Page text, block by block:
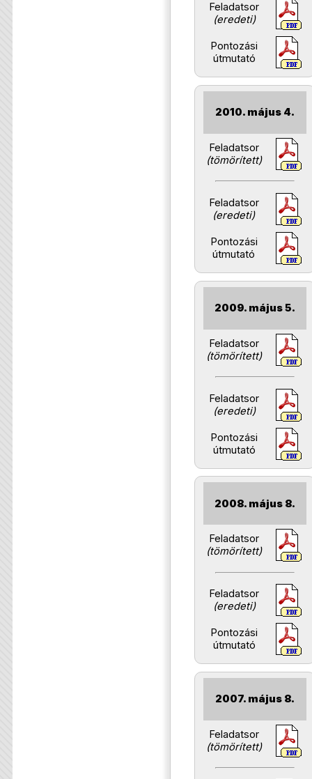
Feladatsor
(eredeti)
Pontozási
útmutató
2010. május 4.
Feladatsor
(tömörített)
Feladatsor
(eredeti)
Pontozási
útmutató
2009. május 5.
Feladatsor
(tömörített)
Feladatsor
(eredeti)
Pontozási
útmutató
2008. május 8.
Feladatsor
(tömörített)
Feladatsor
(eredeti)
Pontozási
útmutató
2007. május 8.
Feladatsor
(tömörített)